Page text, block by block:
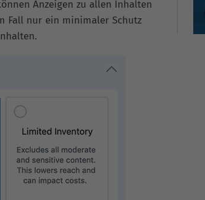
Anzeigen zu allen Inhalten
Fall nur ein minimaler Schutz